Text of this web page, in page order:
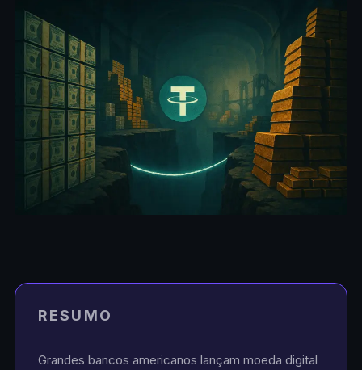
RESUMO
Grandes bancos americanos lançam moeda digital